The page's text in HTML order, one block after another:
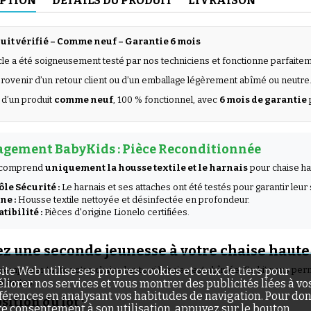
vérifié – Comme neuf – Garantie 6 mois
a été soigneusement testé par nos techniciens et fonctionne
d’un retour client ou d’un emballage légèrement abîmé ou neutre.
produit comme neuf, 100 % fonctionnel, avec 6 mois de garantie
BabyKids : Pièce Reconditionnée
uniquement la housse textile et le harnaispour chaise
Sécurité : Le harnais et ses attaches ont été testés pour garantir leur
: Housse textile nettoyée et désinfectée en profondeur.
: Pièces d'origine Lionelo certifiées.
une seconde jeunesse à votre chaise haute
toute votre chaise haute si l'assise est abîmée. Ce kit vous
du lot :
Web utilise ses propres cookies et ceux de tiers pour
nos services et vous montrer des publicités liées à
en analysant vos habitudes de navigation. Pour
consentement à son utilisation, appuyez sur le bouton